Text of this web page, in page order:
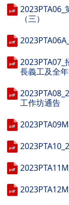
（三）
長義工及全
工作坊通告